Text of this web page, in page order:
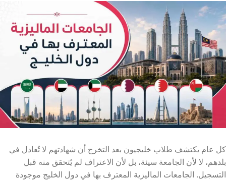
كل عام يكتشف طلاب خليجيون بعد التخرج أن شهادتهم لا تُعادل في
بلدهم، لا لأن الجامعة سيئة، بل لأن الاعتراف لم يُتحقق منه قبل
التسجيل. الجامعات الماليزية المعترف بها في دول الخليج موجودة